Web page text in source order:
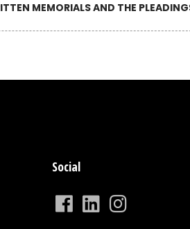
MEMORIALS AND THE
Social